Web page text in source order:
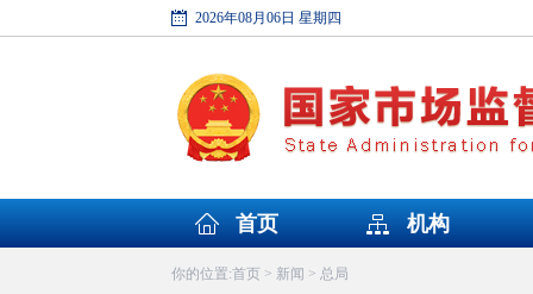
2026年08月06日 星期四
首页 机构
你的位置:首页> 新闻 > 总局